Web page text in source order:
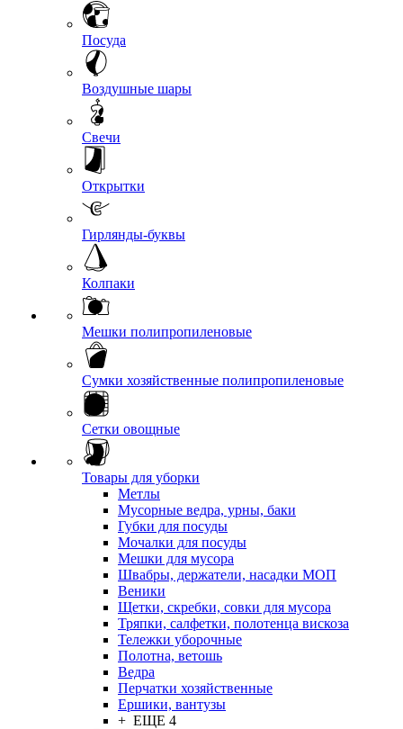
Посуда
Воздушные шары
Свечи
Открытки
Гирлянды-буквы
Колпаки
Мешки полипропиленовые
Сумки хозяйственные полипропиленовые
Сетки овощные
Товары для уборки
Метлы
Мусорные ведра, урны, баки
Губки для посуды
Мочалки для посуды
Мешки для мусора
Швабры, держатели, насадки МОП
Веники
Щетки, скребки, совки для мусора
Тряпки, салфетки, полотенца вискоза
Тележки уборочные
Полотна, ветошь
Ведра
Перчатки хозяйственные
Ершики, вантузы
+ ЕЩЕ 4